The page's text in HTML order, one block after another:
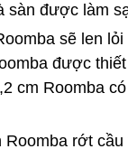
sàn được làm
sẽ len
được
cm Roomba
Roomba rớt